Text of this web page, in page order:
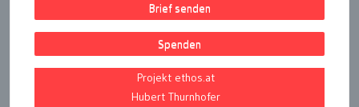
Brief senden
Spenden
Projekt ethos.at
Hubert Thurnhofer